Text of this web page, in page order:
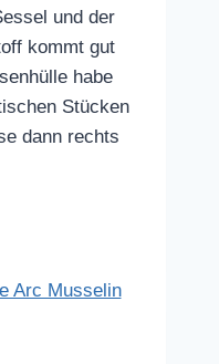
und der
kommt gut
habe
Stücken
dann rechts